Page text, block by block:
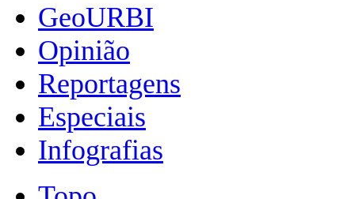
GeoURBI
Opinião
Reportagens
Especiais
Infografias